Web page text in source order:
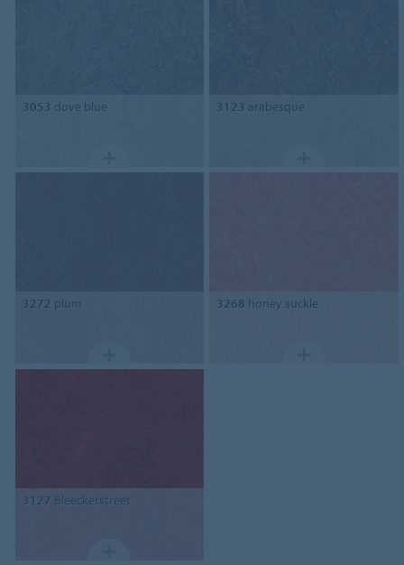
3053 dove blue 3123 arabesque
3272 plum 3268 honey suckle
3127 Bleeckerstreet